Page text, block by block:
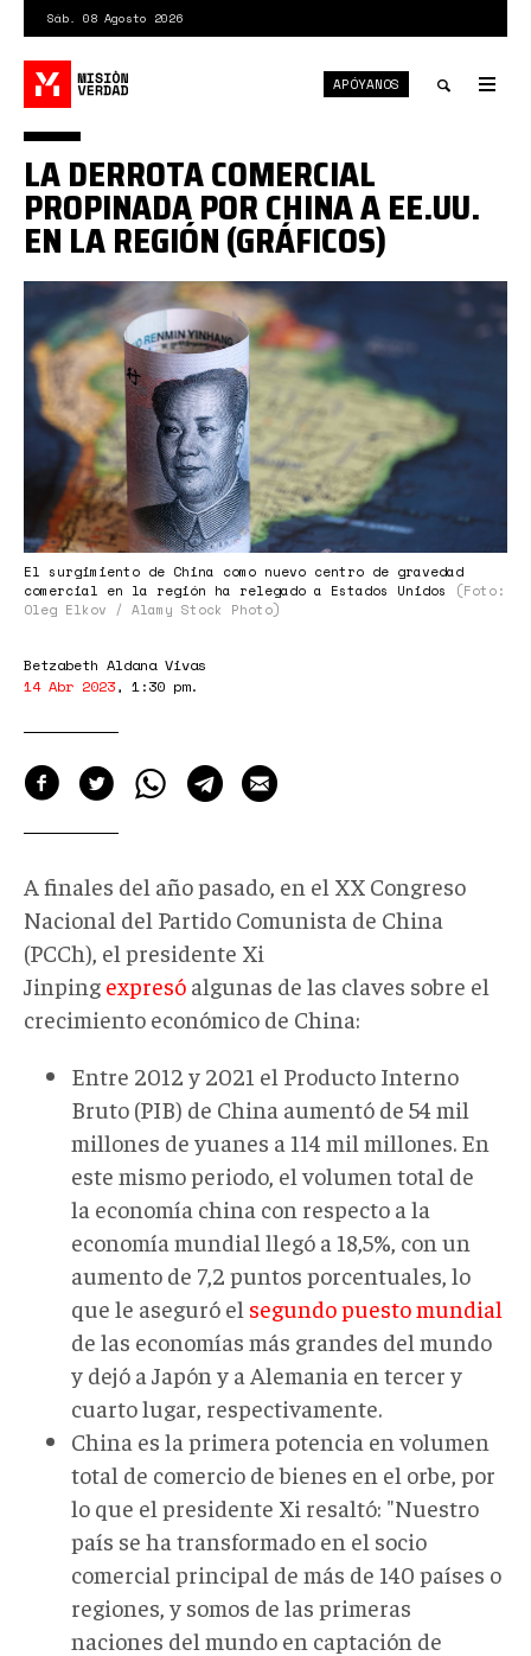
contenido
principal
Sáb. 08 Agosto 2026
APÓYANOS
china
suramerica.png
El surgimiento de China como nuevo centro de gravedad
comercial en la región ha relegado a Estados Unidos
(Foto:
Oleg Elkov / Alamy Stock Photo)
LA DERROTA COMERCIAL
PROPINADA POR CHINA A EE.UU.
EN LA REGIÓN (GRÁFICOS)
Betzabeth Aldana Vivas
14 Abr 2023, 1:30 pm.
A finales del año pasado, en el XX Congreso
Nacional del Partido Comunista de China
(PCCh), el presidente Xi
Jinping expresó algunas de las claves sobre el
crecimiento económico de China:
Entre 2012 y 2021 el Producto Interno
Bruto (PIB) de China aumentó de 54 mil
millones de yuanes a 114 mil millones. En
este mismo periodo, el volumen total de
la economía china con respecto a la
economía mundial llegó a 18,5%, con un
aumento de 7,2 puntos porcentuales, lo
que le aseguró el segundo puesto mundial
de las economías más grandes del mundo
y dejó a Japón y a Alemania en tercer y
cuarto lugar, respectivamente.
China es la primera potencia en volumen
total de comercio de bienes en el orbe, por
lo que el presidente Xi resaltó: "Nuestro
país se ha transformado en el socio
comercial principal de más de 140 países o
regiones, y somos de las primeras
naciones del mundo en captación de